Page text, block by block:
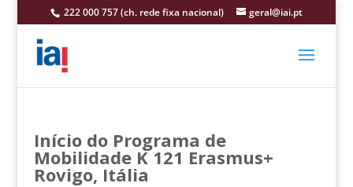
222 000 757 (ch. rede fixa nacional) geral@iai.pt
Início do Programa de
Mobilidade K 121 Erasmus+
Rovigo, Itália